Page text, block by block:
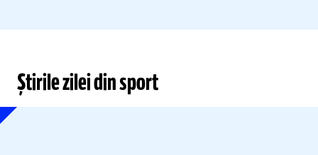
Știrile zilei din sport